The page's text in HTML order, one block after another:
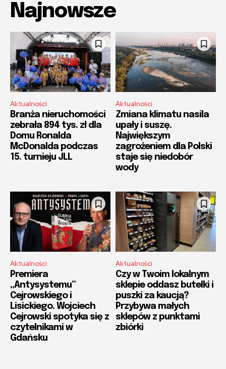
Najnowsze
Aktualności
Branża nieruchomości
zebrała 894 tys. zł dla
Domu Ronalda
McDonalda podczas
15. turnieju JLL
Aktualności
Zmiana klimatu nasila
upały i suszę.
Największym
zagrożeniem dla Polski
staje się niedobór
wody
Aktualności
Premiera
„Antysystemu”
Cejrowskiego i
Lisickiego. Wojciech
Cejrowski spotyka się z
czytelnikami w
Gdańsku
Aktualności
Czy w Twoim lokalnym
sklepie oddasz butelki i
puszki za kaucją?
Przybywa małych
sklepów z punktami
zbiórki